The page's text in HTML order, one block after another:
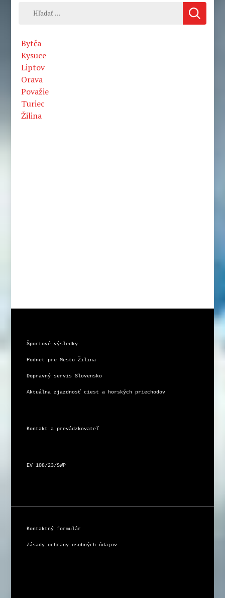
Hľadať:
Bytča
Kysuce
Liptov
Orava
Považie
Turiec
Žilina
Športové výsledky
Podnet pre Mesto Žilina
Dopravný servis Slovensko
Aktuálna zjazdnosť ciest a horských priechodov
Kontakt a prevádzkovateľ
EV 108/23/SWP
Kontaktný formulár
Zásady ochrany osobných údajov